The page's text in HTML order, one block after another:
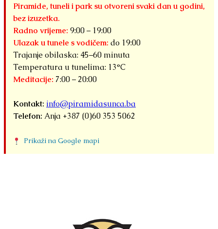
Piramide, tuneli i park su otvoreni svaki dan u godini,
bez izuzetka.
Radno vrijeme: 9:00 – 19:00
Ulazak u tunele s vodičem: do 19:00
Trajanje obilaska: 45–60 minuta
Temperatura u tunelima: 13°C
Meditacije: 7:00 – 20:00
Kontakt: info@piramidasunca.ba
Telefon: Anja +387 (0)60 353 5062
Prikaži na Google mapi